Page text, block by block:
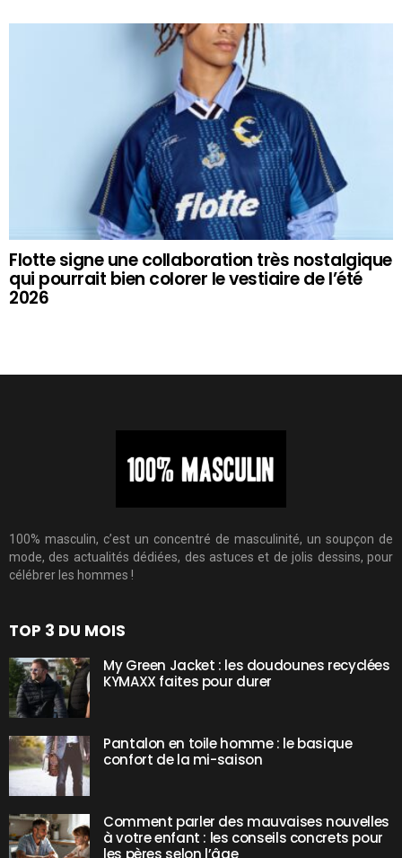
Flotte signe une collaboration très nostalgique
qui pourrait bien colorer le vestiaire de l’été
2026
100% masculin, c’est un concentré de masculinité, un soupçon de
mode, des actualités dédiées, des astuces et de jolis dessins, pour
célébrer les hommes !
TOP 3 DU MOIS
My Green Jacket : les doudounes recyclées
KYMAXX faites pour durer
Pantalon en toile homme : le basique
confort de la mi-saison
Comment parler des mauvaises nouvelles
à votre enfant : les conseils concrets pour
les pères selon l’âge